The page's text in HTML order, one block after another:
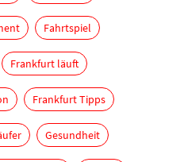
Fahrtspiel
Frankfurt läuft
Frankfurt Tipps
Gesundheit